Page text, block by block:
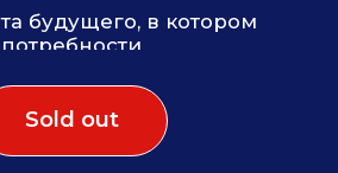
Sold out